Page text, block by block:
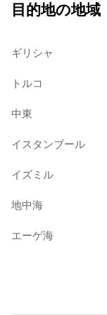
目的地の地域
ギリシャ
トルコ
中東
イスタンブール
イズミル
地中海
エーゲ海